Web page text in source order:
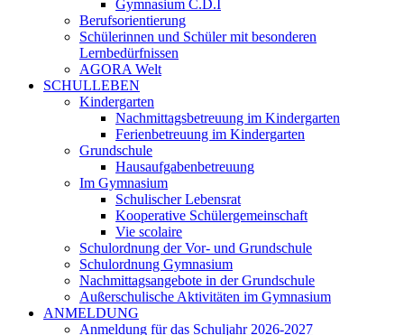
Gymnasium C.D.I
Berufsorientierung
Schülerinnen und Schüler mit besonderen
Lernbedürfnissen
AGORA Welt
SCHULLEBEN
Kindergarten
Nachmittagsbetreuung im Kindergarten
Ferienbetreuung im Kindergarten
Grundschule
Hausaufgabenbetreuung
Im Gymnasium
Schulischer Lebensrat
Kooperative Schülergemeinschaft
Vie scolaire
Schulordnung der Vor- und Grundschule
Schulordnung Gymnasium
Nachmittagsangebote in der Grundschule
Außerschulische Aktivitäten im Gymnasium
ANMELDUNG
Anmeldung für das Schuljahr 2026-2027